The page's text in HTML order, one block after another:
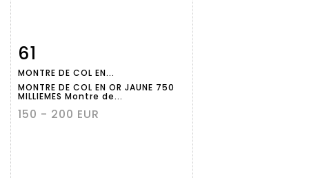
détaillée
61
MONTRE DE COL EN...
MONTRE DE COL EN OR JAUNE 750
MILLIEMES Montre de...
150 - 200 EUR